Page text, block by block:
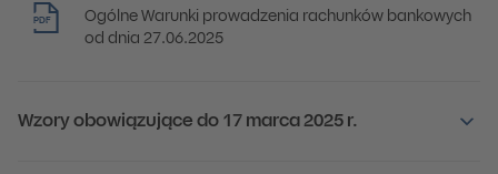
PDF
Ogólne Warunki prowadzenia rachunków bankowych
od dnia 27.06.2025
Wzory obowiązujące do 17 marca 2025 r.